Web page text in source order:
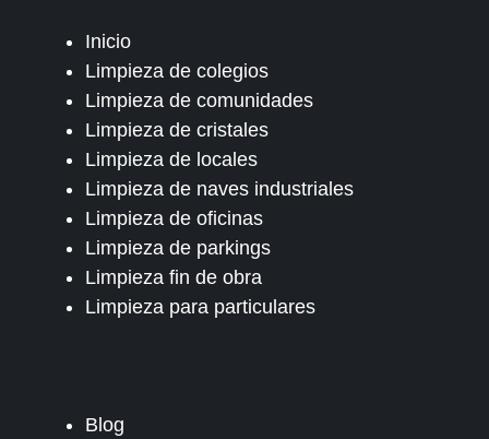
Inicio
Limpieza de colegios
Limpieza de comunidades
Limpieza de cristales
Limpieza de locales
Limpieza de naves industriales
Limpieza de oficinas
Limpieza de parkings
Limpieza fin de obra
Limpieza para particulares
Blog